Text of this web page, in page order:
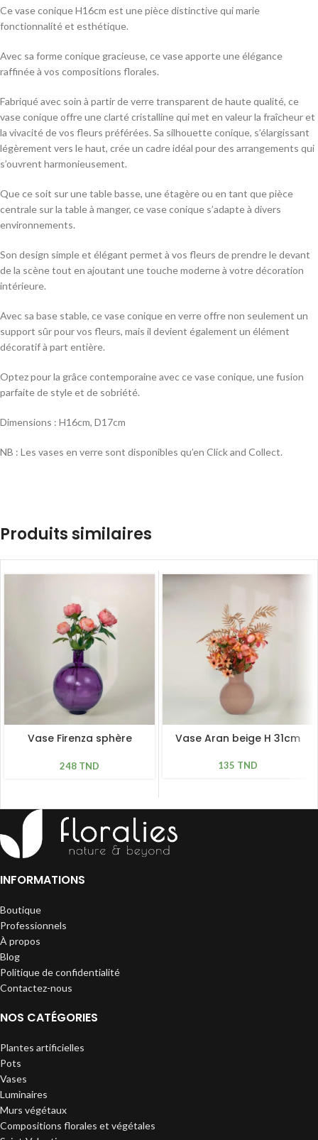
Ce vase conique H16cm est une pièce distinctive qui marie
fonctionnalité et esthétique.
Avec sa forme conique gracieuse, ce vase apporte une élégance
raffinée à vos compositions florales.
Fabriqué avec soin à partir de verre transparent de haute qualité, ce
vase conique offre une clarté cristalline qui met en valeur la fraîcheur et
la vivacité de vos fleurs préférées. Sa silhouette conique, s’élargissant
légèrement vers le haut, crée un cadre idéal pour des arrangements qui
s’ouvrent harmonieusement.
Que ce soit sur une table basse, une étagère ou en tant que pièce
centrale sur la table à manger, ce vase conique s’adapte à divers
environnements.
Son design simple et élégant permet à vos fleurs de prendre le devant
de la scène tout en ajoutant une touche moderne à votre décoration
intérieure.
Avec sa base stable, ce vase conique en verre offre non seulement un
support sûr pour vos fleurs, mais il devient également un élément
décoratif à part entière.
Optez pour la grâce contemporaine avec ce vase conique, une fusion
parfaite de style et de sobriété.
Dimensions : H16cm, D17cm
NB : Les vases en verre sont disponibles qu’en Click and Collect.
Produits similaires
Vase Firenza sphère
248 TND
Vase Aran beige H 31cm
135 TND
INFORMATIONS
Boutique
Professionnels
À propos
Blog
Politique de confidentialité
Contactez-nous
NOS CATÉGORIES
Plantes artificielles
Pots
Vases
Luminaires
Murs végétaux
Compositions florales et végétales